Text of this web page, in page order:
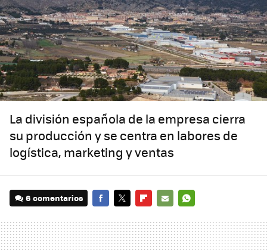
La división española de la empresa cierra
su producción y se centra en labores de
logística, marketing y ventas
6 comentarios
MAIL